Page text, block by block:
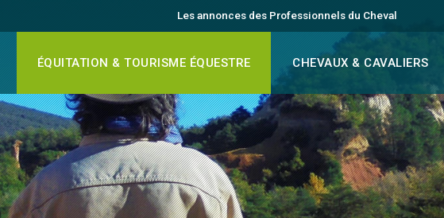
Les annonces des Professionnels du Cheval
ÉQUITATION & TOURISME ÉQUESTRE CHEVAUX & CAVALIERS